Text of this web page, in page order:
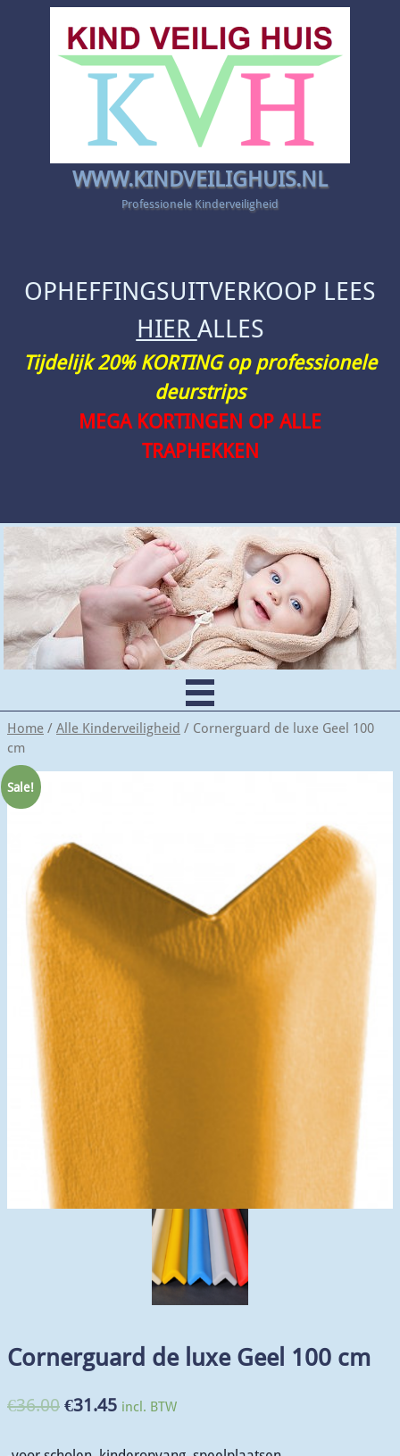
Home / Alle Kinderveiligheid / Cornerguard de luxe Geel 100
cm
Sale!
Cornerguard de luxe Geel 100 cm
€36.00 €31.45 incl. BTW
WWW.KINDVEILIGHUIS.NL
Professionele Kinderveiligheid
OPHEFFINGSUITVERKOOP LEES
HIER ALLES
Tijdelijk 20% KORTING op professionele
deurstrips
MEGA KORTINGEN OP ALLE
TRAPHEKKEN